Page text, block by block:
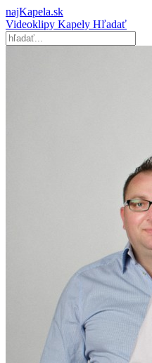
najKapela.sk
Videoklipy Kapely Hľadať